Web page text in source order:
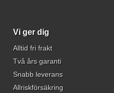
Vi ger dig
Alltid fri frakt
Två års garanti
Snabb leverans
Allriskförsäkring